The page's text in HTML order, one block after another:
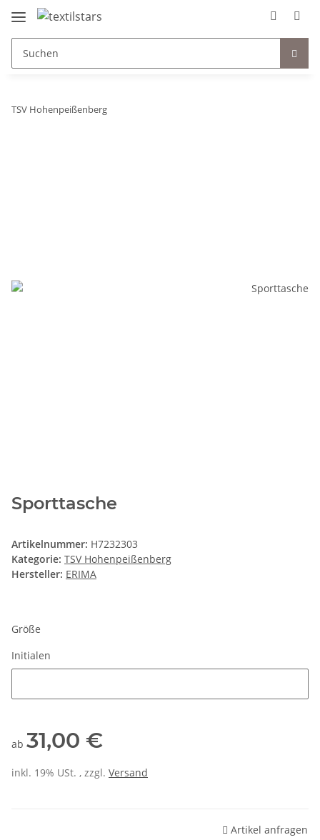
TSV Hohenpeißenberg
Sporttasche
Artikelnummer: H7232303
Kategorie: TSV Hohenpeißenberg
Hersteller: ERIMA
Größe
Initialen
ab 31,00 €
inkl. 19% USt. , zzgl. Versand
Artikel anfragen